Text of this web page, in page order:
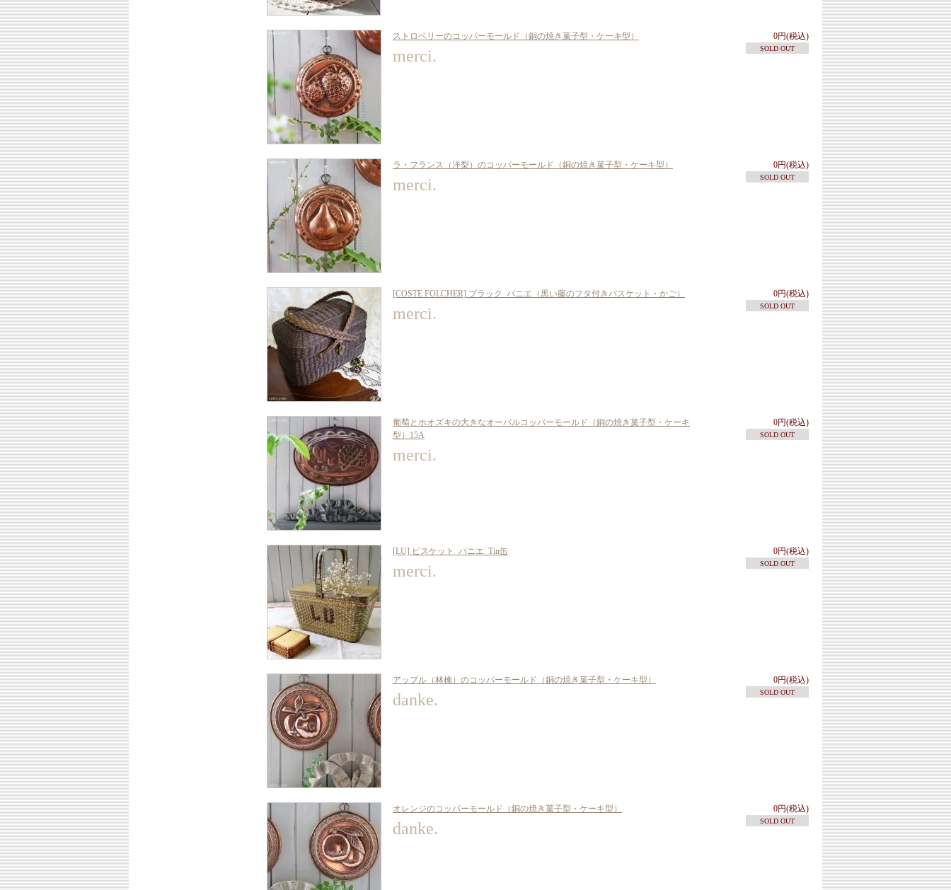
0円(税込)
SOLD OUT
ストロベリーのコッパーモールド（銅の焼き菓子型・ケーキ型）
merci.
0円(税込)
SOLD OUT
ラ・フランス（洋梨）のコッパーモールド（銅の焼き菓子型・ケーキ型）
merci.
0円(税込)
SOLD OUT
[COSTE FOLCHER] ブラック_パニエ（黒い藤のフタ付きバスケット・かご）
merci.
0円(税込)
SOLD OUT
葡萄とホオズキの大きなオーバルコッパーモールド（銅の焼き菓子型・ケーキ
型）15A
merci.
0円(税込)
SOLD OUT
[LU] ビスケット_パニエ_Tin缶
merci.
0円(税込)
SOLD OUT
アップル（林檎）のコッパーモールド（銅の焼き菓子型・ケーキ型）
danke.
0円(税込)
SOLD OUT
オレンジのコッパーモールド（銅の焼き菓子型・ケーキ型）
danke.